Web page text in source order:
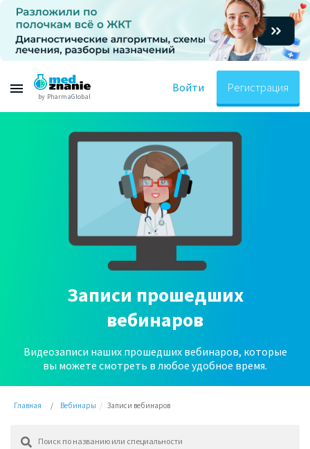
by PharmaGlobal
Войти Регистрация
Записи прошедших
вебинаров
Видеозаписи наших прошедших вебинаров, которые
вы можете смотреть в любое удобное время.
Главная Вебинары Записи вебинаров